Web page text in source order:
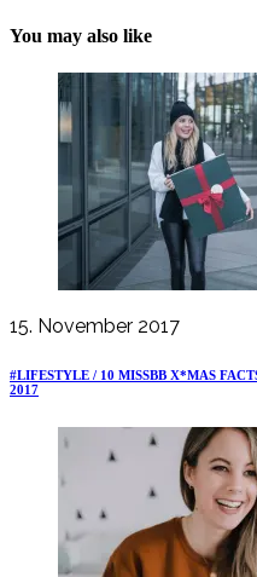
You may also like
15. November 2017
#LIFESTYLE / 10 MISSBB X*MAS
2017